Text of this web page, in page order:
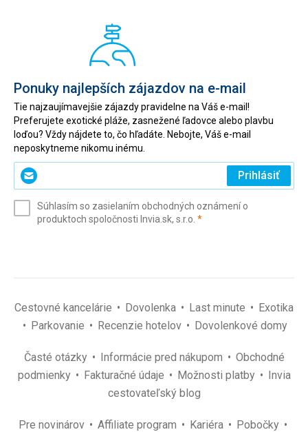
Ponuky najlepších zájazdov na e-mail
Tie najzaujímavejšie zájazdy pravidelne na Váš e-mail!
Preferujete exotické pláže, zasnežené ľadovce alebo plavbu
loďou? Vždy nájdete to, čo hľadáte. Nebojte, Váš e-mail
neposkytneme nikomu inému.
Zadajte
svoj
(povinné)
Prihlásiť
Súhlasím so zasielaním obchodných oznámení o
produktoch spoločnosti Invia.sk, s.r.o. *(povinné)
Cestovné kancelárie Dovolenka Last minute
Exotika
Parkovanie
Recenzie hotelov Dovolenkové domy
Časté otázky Informácie pred nákupom
Obchodné
podmienky
Fakturačné údaje Možnosti platby
Invia
cestovateľský blog
Pre novinárov Affiliate program Kariéra
Pobočky